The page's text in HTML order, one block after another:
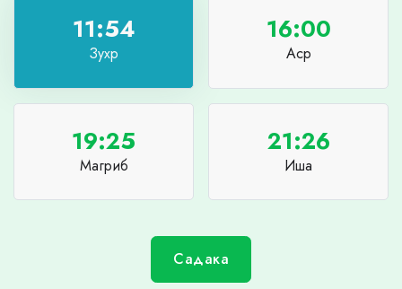
11:54
Зухр
16:00
Аср
19:25
Магриб
21:26
Иша
Садака